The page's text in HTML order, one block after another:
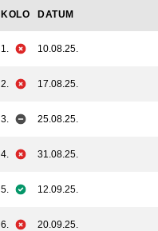
KOLO DATUM
1. 10.08.25.
2. 17.08.25.
3. 25.08.25.
4. 31.08.25.
5. 12.09.25.
6. 20.09.25.